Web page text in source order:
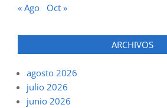
« Ago Oct »
ARCHIVOS
agosto 2026
julio 2026
junio 2026